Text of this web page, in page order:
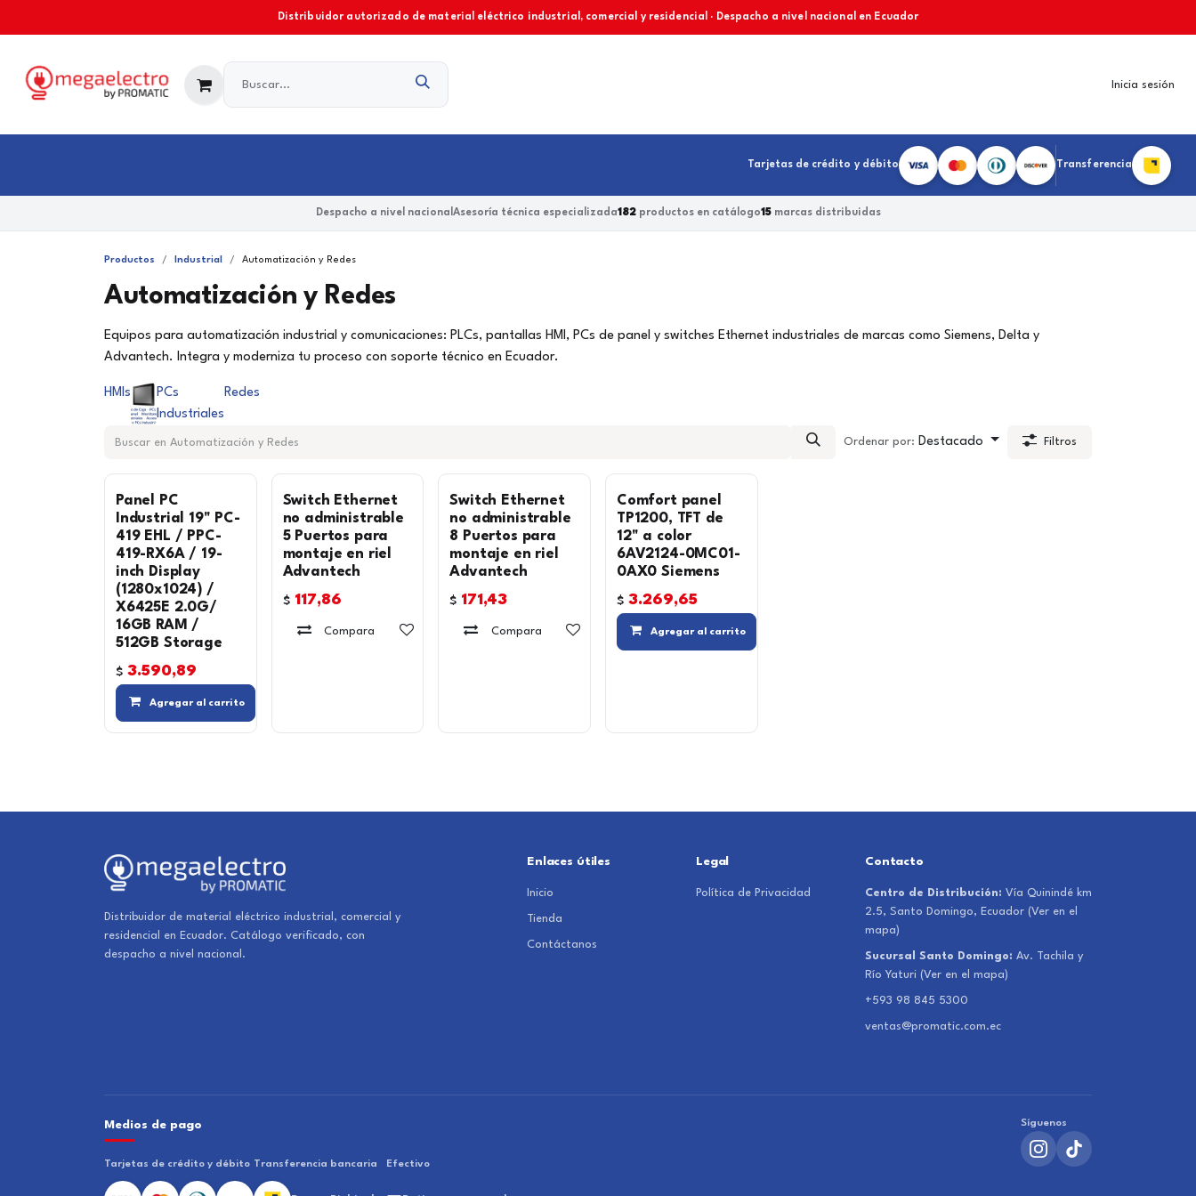
Distribuidor autorizado de material eléctrico industrial, comercial y residencial · Despacho a nivel nacional en Ecuador
Inicia sesión
Tarjetas de crédito y débito Transferencia
Despacho a nivel nacional Asesoría técnica especializada182productos en catálogo15marcas distribuidas
Productos Industrial Automatización y Redes
Automatización y Redes
Equipos para automatización industrial y comunicaciones: PLCs, pantallas HMI, PCs de panel y switches Ethernet industriales de marcas como Siemens, Delta y
Advantech. Integra y moderniza tu proceso con soporte técnico en Ecuador.
HMIs
PCs
Industriales
Redes
Ordenar por: Destacado Filtros
Panel PC
Industrial 19" PC-
419 EHL / PPC-
419-RX6A / 19-
inch Display
(1280x1024) /
X6425E 2.0G/
16GB RAM /
512GB Storage
$ 3.590,89
Agregar al carrito
Switch Ethernet
no administrable
5 Puertos para
montaje en riel
Advantech
$ 117,86
Compara Agregar a la lista de deseos
Switch Ethernet
no administrable
8 Puertos para
montaje en riel
Advantech
$ 171,43
Compara Agregar a la lista de deseos
Comfort panel
TP1200, TFT de
12" a color
6AV2124-0MC01-
0AX0 Siemens
$ 3.269,65
Agregar al carrito
Distribuidor de material eléctrico industrial, comercial y
residencial en Ecuador. Catálogo verificado, con
despacho a nivel nacional.
Enlaces útiles
Inicio
Tienda
Contáctanos
Legal
Política de Privacidad
Contacto
Centro de Distribución: Vía Quinindé km
2.5, Santo Domingo, Ecuador (Ver en el
mapa)
Sucursal Santo Domingo: Av. Tachila y
Río Yaturi (Ver en el mapa)
+593 98 845 5300
ventas@promatic.com.ec
Medios de pago
Tarjetas de crédito y débito Transferencia bancaria Efectivo
Síguenos